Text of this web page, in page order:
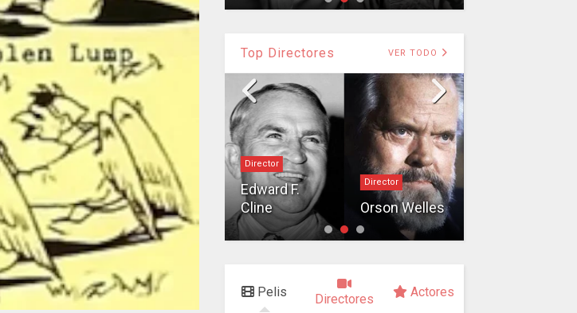
Top Directores VER TODO
Director
Dziga Vértov
Director
Jean Renoir
Director
Edward F.
Cline
Director
Orson Welles
Pelis Directores Actores